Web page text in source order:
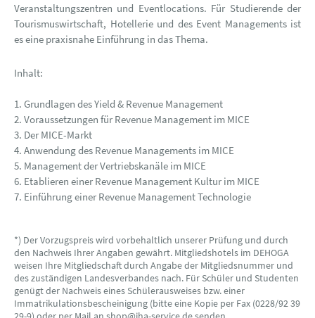
Veranstaltungszentren und Eventlocations. Für Studierende der
Tourismuswirtschaft, Hotellerie und des Event Managements ist
es eine praxisnahe Einführung in das Thema.
Inhalt:
1. Grundlagen des Yield & Revenue Management
2. Voraussetzungen für Revenue Management im MICE
3. Der MICE-Markt
4. Anwendung des Revenue Managements im MICE
5. Management der Vertriebskanäle im MICE
6. Etablieren einer Revenue Management Kultur im MICE
7. Einführung einer Revenue Management Technologie
*) Der Vorzugspreis wird vorbehaltlich unserer Prüfung und durch
den Nachweis Ihrer Angaben gewährt. Mitgliedshotels im DEHOGA
weisen Ihre Mitgliedschaft durch Angabe der Mitgliedsnummer und
des zuständigen Landesverbandes nach. Für Schüler und Studenten
genügt der Nachweis eines Schülerausweises bzw. einer
Immatrikulationsbescheinigung (bitte eine Kopie per Fax (0228/92 39